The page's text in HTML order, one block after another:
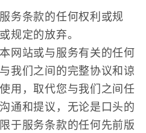
务条款的任何权利或规
规定的放弃。
网站或与服务有关的任何
我们之间的完整协议和谅
用，取代您与我们之间任
通和提议，无论是口头的
于服务条款的任何先前版